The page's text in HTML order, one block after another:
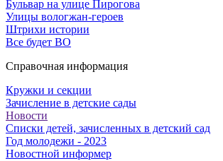
Бульвар на улице Пирогова
Улицы вологжан-героев
Штрихи истории
Все будет ВО
Справочная информация
Кружки и секции
Зачисление в детские сады
Новости
Списки детей, зачисленных в детский сад
Год молодежи - 2023
Новостной информер